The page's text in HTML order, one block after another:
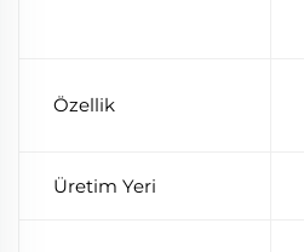
Özellik
Üretim Yeri